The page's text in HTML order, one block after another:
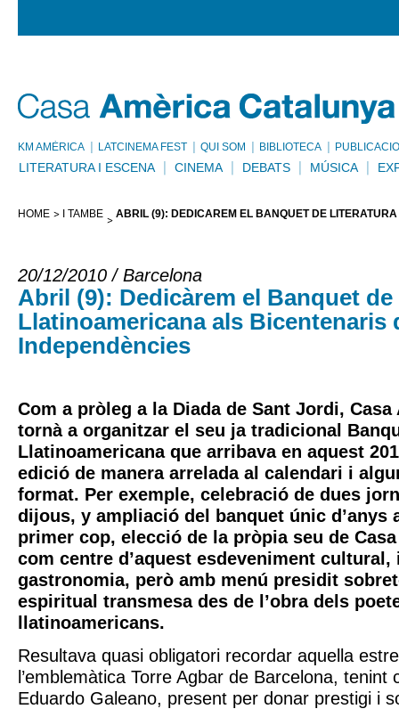
KM AMÈRICA LATCINEMA FEST QUI SOM BIBLIOTECA
LITERATURA I ESCENA CINEMA DEBATS MÚSICA
HOME I TAMBÉ ABRIL (9): DEDICÀREM EL BANQUET DE
20/12/2010 / Barcelona
Abril (9): Dedicàrem el Banquet
Llatinoamericana als Bicentenaris
Independències
Com a pròleg a la Diada de Sant Jordi,
tornà a organitzar el seu ja tradicional
Llatinoamericana que arribava en aquest
edició de manera arrelada al calendari i
format. Per exemple, celebració de dues
dijous, y ampliació del banquet únic d’anys
primer cop, elecció de la pròpia seu de
com centre d’aquest esdeveniment
gastronomia, però amb menú presidit
espiritual transmesa des de l’obra dels
llatinoamericans.
Resultava quasi obligatori recordar aquella
l’emblemàtica Torre Agbar de Barcelona, tenint
Eduardo Galeano, present per donar prestigi i